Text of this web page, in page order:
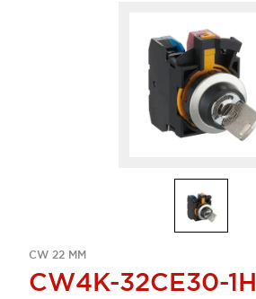
CW 22 MM
CW4K-32CE30-1H